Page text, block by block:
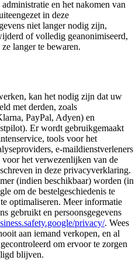
en het nakomen van
in deze
niet langer nodig zijn,
of volledig geanonimiseerd,
langer te bewaren.
kan het nodig zijn dat uw
met derden, zoals
PayPal, Adyen) en
Er wordt gebruikgemaakt
tools voor het
e-maildienstverleners
het verwezenlijken van de
in deze privacyverklaring.
(indien beschikbaar) worden (in
om de bestelgeschiedenis te
optimaliseren. Meer informatie
gebruikt en persoonsgegevens
privacy/. Wees
aan iemand verkopen, en al
om ervoor te zorgen
blijven.